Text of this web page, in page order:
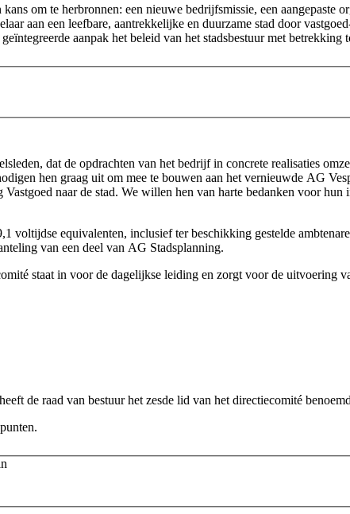
om te herbronnen: een nieuwe bedrijfsmissie, een aangepaste
aan een leefbare, aantrekkelijke en duurzame stad door
aanpak het beleid van het stadsbestuur met betrekking
dat de opdrachten van het bedrijf in concrete realisaties
hen graag uit om mee te bouwen aan het vernieuwde AG
naar de stad. We willen hen van harte bedanken voor
voltijdse equivalenten, inclusief ter beschikking gestelde
van een deel van AG Stadsplanning.
staat in voor de dagelijkse leiding en zorgt voor de uitvoering
de raad van bestuur het zesde lid van het directiecomité